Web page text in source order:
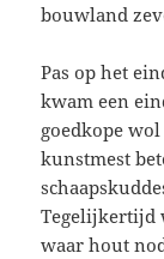
bouwland
Pas op het
kwam een
goedkope
kunstmest
Tegelijkertijd
waar hout